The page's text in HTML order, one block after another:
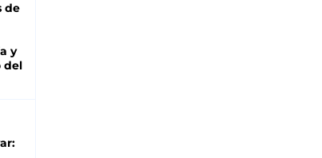
de
y
del